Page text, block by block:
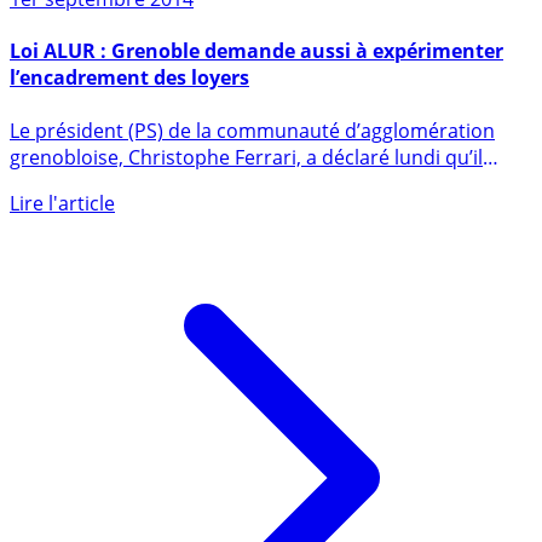
1er septembre 2014
l’encadrement des loyers
Le président (PS) de la communauté d’agglomération
grenobloise, Christophe Ferrari, a déclaré lundi qu’il